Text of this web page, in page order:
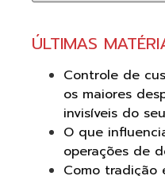
ÚLTIMAS
Controle de
os maiores
invisíveis do
O que
operações de
Como tradição